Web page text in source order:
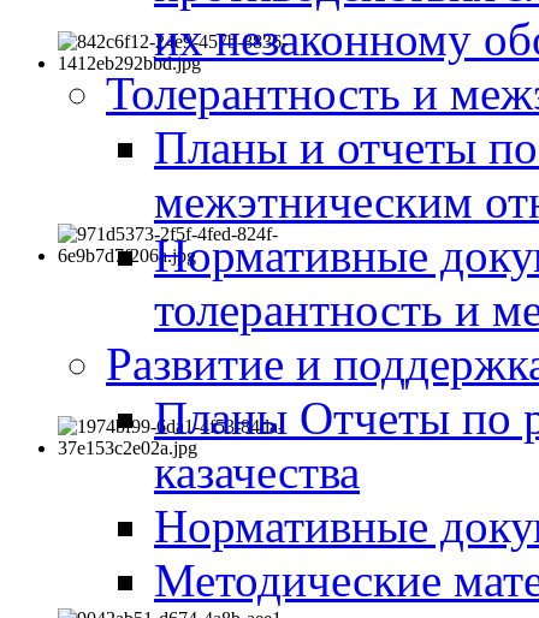
их незаконному
Толерантность и
Планы и отчеты
межэтническим
Нормативные
толерантность и
Развитие и
Планы Отчеты по
казачества
Нормативные
Методические